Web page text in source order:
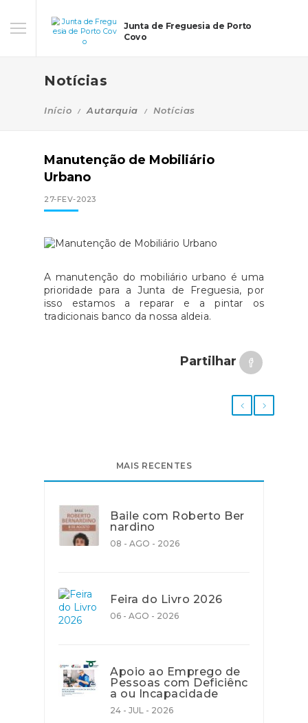
Junta de Freguesia de Porto
Covo
Notícias
Início Autarquia Notícias
Manutenção de Mobiliário
Urbano
27-FEV-2023
A manutenção do mobiliário urbano é uma
prioridade para a Junta de Freguesia, por
isso estamos a reparar e a pintar os
tradicionais banco da nossa aldeia.
Partilhar
MAIS RECENTES
Baile com Roberto Ber
nardino
08 - AGO - 2026
Feira do Livro 2026
06 - AGO - 2026
Apoio ao Emprego de
Pessoas com Deficiênc
a ou Incapacidade
24 - JUL - 2026